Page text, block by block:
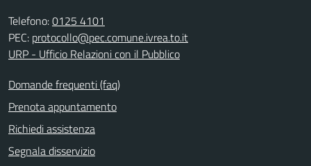
Telefono:0125 4101
PEC: protocollo@pec.comune.ivrea.to.it
URP - Ufficio Relazioni con il Pubblico
Domande frequenti (faq)
Prenota appuntamento
Richiedi assistenza
Segnala disservizio